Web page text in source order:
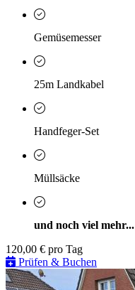
Gemüsemesser
25m Landkabel
Handfeger-Set
Müllsäcke
und noch viel mehr...
120,00 € pro Tag
Prüfen & Buchen